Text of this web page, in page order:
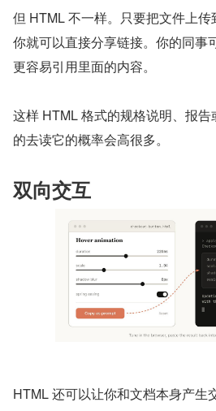
但 HTML 不一样。只要把文件上传
你就可以直接分享链接。你的同事
更容易引用里面的内容。
这样 HTML 格式的规格说明、报
的去读它的概率会高很多。
双向交互
HTML 还可以让你和文档本身产生